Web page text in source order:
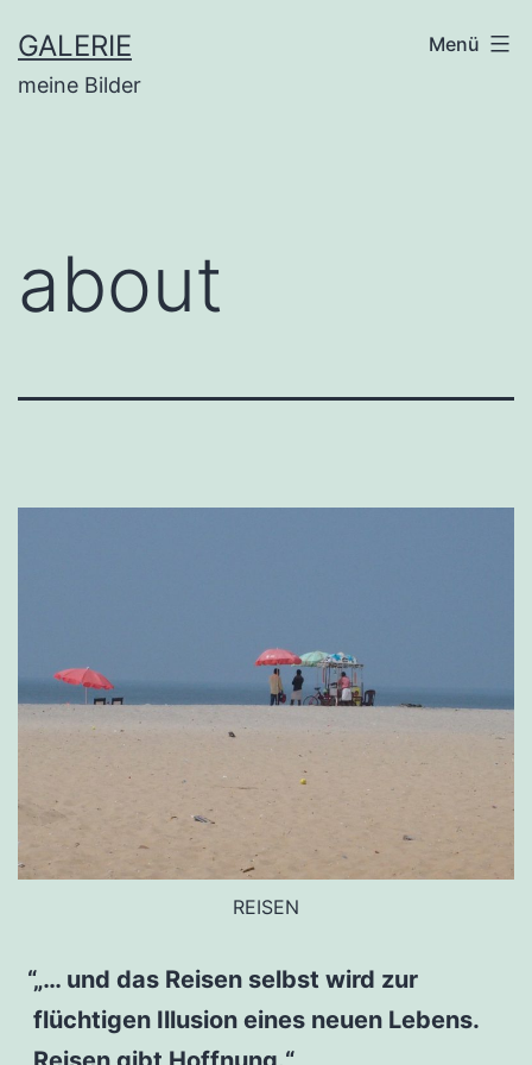
Inhalt
springen
GALERIE
meine Bilder
Menü
about
REISEN
„… und das Reisen selbst wird zur
flüchtigen Illusion eines neuen Lebens.